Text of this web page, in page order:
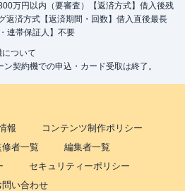
万円以内（要審査）【返済方式】借入後残
返済方式【返済期間・回数】借入直後最長
連帯保証人】不要
ついて
契約機での申込・カード受取は終了。
報
コンテンツ制作ポリシー
修者一覧
編集者一覧
セキュリティーポリシー
問い合わせ